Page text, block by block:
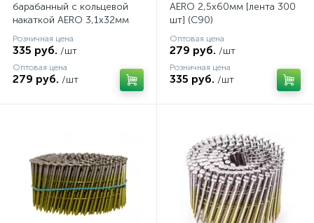
барабанный c кольцевой
накаткой AERO 3,1х32мм
[лента 120 шт] (C45)
Розничная цена
335 руб. /шт
Оптовая цена
279 руб. /шт
AERO 2,5х60мм [лента 300
шт] (C90)
Оптовая цена
279 руб. /шт
Розничная цена
335 руб. /шт